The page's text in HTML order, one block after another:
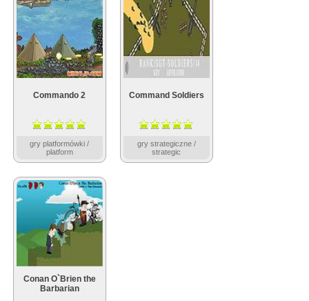
Commando 2
gry platformówki /
platform
Command Soldiers
gry strategiczne /
strategic
Conan O`Brien the
Barbarian